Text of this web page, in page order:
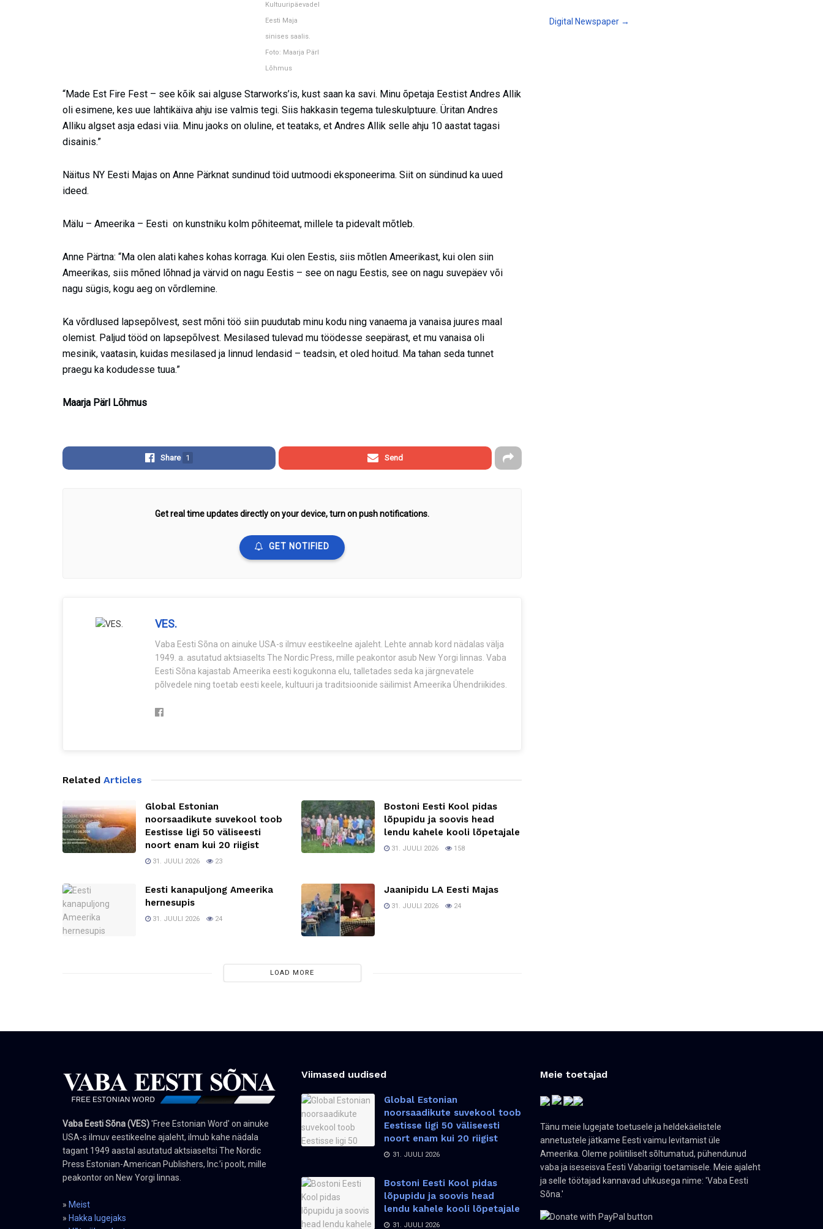
Kultuuripäevadel
Eesti Maja
sinises saalis.
Foto: Maarja Pärl
Lõhmus
“Made Est Fire Fest – see kõik sai alguse Starworks’is, kust saan ka savi. Minu õpetaja Eestist Andres Allik
oli esimene, kes uue lahtikäiva ahju ise valmis tegi. Siis hakkasin tegema tuleskulptuure. Üritan Andres
Alliku algset asja edasi viia. Minu jaoks on oluline, et teataks, et Andres Allik selle ahju 10 aastat tagasi
disainis.”
Näitus NY Eesti Majas on Anne Pärknat sundinud töid uutmoodi eksponeerima. Siit on sündinud ka uued
ideed.
Mälu – Ameerika – Eesti on kunstniku kolm põhiteemat, millele ta pidevalt mõtleb.
Anne Pärtna: “Ma olen alati kahes kohas korraga. Kui olen Eestis, siis mõtlen Ameerikast, kui olen siin
Ameerikas, siis mõned lõhnad ja värvid on nagu Eestis – see on nagu Eestis, see on nagu suvepäev või
nagu sügis, kogu aeg on võrdlemine.
Ka võrdlused lapsepõlvest, sest mõni töö siin puudutab minu kodu ning vanaema ja vanaisa juures maal
olemist. Paljud tööd on lapsepõlvest. Mesilased tulevad mu töödesse seepärast, et mu vanaisa oli
mesinik, vaatasin, kuidas mesilased ja linnud lendasid – teadsin, et oled hoitud. Ma tahan seda tunnet
praegu ka kodudesse tuua.”
Maarja Pärl Lõhmus
Share 1 Send
Get real time updates directly on your device, turn on push notifications.
GET NOTIFIED
VES.
Vaba Eesti Sõna on ainuke USA-s ilmuv eestikeelne ajaleht. Lehte annab kord nädalas välja
1949. a. asutatud aktsiaselts The Nordic Press, mille peakontor asub New Yorgi linnas. Vaba
Eesti Sõna kajastab Ameerika eesti kogukonna elu, talletades seda ka järgnevatele
põlvedele ning toetab eesti keele, kultuuri ja traditsioonide säilimist Ameerika Ühendriikides.
Related Articles
Global Estonian
noorsaadikute suvekool toob
Eestisse ligi 50 väliseesti
noort enam kui 20 riigist
31. JUULI 2026 23
Bostoni Eesti Kool pidas
lõpupidu ja soovis head
lendu kahele kooli lõpetajale
31. JUULI 2026 158
Eesti kanapuljong Ameerika
hernesupis
31. JUULI 2026 24
Jaanipidu LA Eesti Majas
31. JUULI 2026 24
LOAD MORE
Digital Newspaper →
Vaba Eesti Sõna (VES)'Free Estonian Word' on ainuke
USA-s ilmuv eestikeelne ajaleht, ilmub kahe nädala
tagant 1949 aastal asutatud aktsiaseltsi The Nordic
Press Estonian-American Publishers, Inc.’i poolt, mille
peakontor on New Yorgi linnas.
» Meist
» Hakka lugejaks
Viimased uudised
Global Estonian
noorsaadikute suvekool toob
Eestisse ligi 50 väliseesti
noort enam kui 20 riigist
31. JUULI 2026
Bostoni Eesti Kool pidas
lõpupidu ja soovis head
lendu kahele kooli lõpetajale
31. JUULI 2026
Meie toetajad
Tänu meie lugejate toetusele ja heldekäelistele
annetustele jätkame Eesti vaimu levitamist üle
Ameerika. Oleme poliitiliselt sõltumatud, pühendunud
vaba ja iseseisva Eesti Vabariigi toetamisele. Meie ajaleht
ja selle töötajad kannavad uhkusega nime: 'Vaba Eesti
Sõna.'